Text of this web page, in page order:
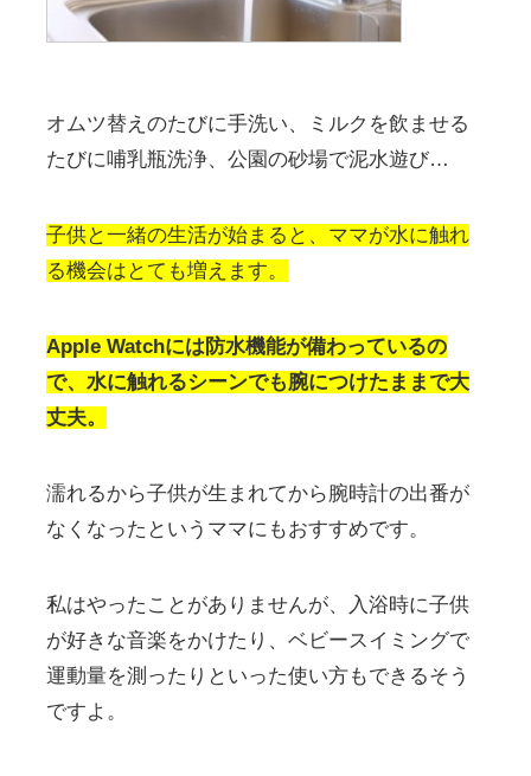
オムツ替えのたびに手洗い、ミルクを飲ませる
たびに哺乳瓶洗浄、公園の砂場で泥水遊び…
子供と一緒の生活が始まると、ママが水に触れ
る機会はとても増えます。
Apple Watchには防水機能が備わっているの
で、水に触れるシーンでも腕につけたままで大
丈夫。
濡れるから子供が生まれてから腕時計の出番が
なくなったというママにもおすすめです。
私はやったことがありませんが、入浴時に子供
が好きな音楽をかけたり、ベビースイミングで
運動量を測ったりといった使い方もできるそう
ですよ。